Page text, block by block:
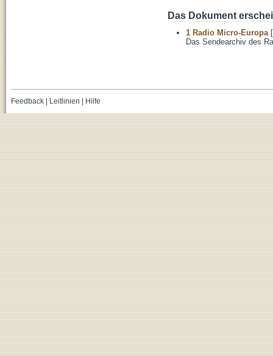
Das Dokument
1 Radio Micro-Europa
Das Sendearchiv des
Feedback| Leitlinien Hilfe